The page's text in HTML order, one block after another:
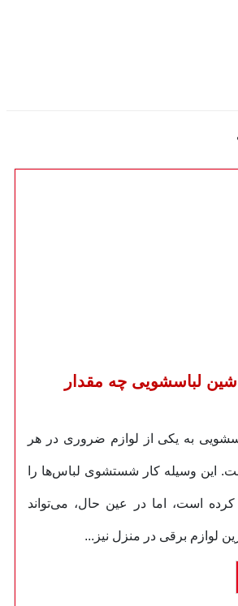
لباسشویی چه مقدار
به یکی از لوازم ضروری در هر
این وسیله کار شستشوی لباس‌ها را
کرده است، اما در عین حال، می‌تواند
لوازم برقی در منزل نیز...